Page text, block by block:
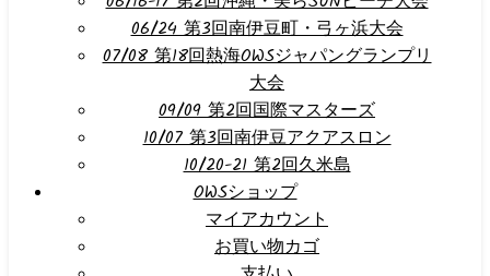
06/24 第3回南伊豆町・弓ヶ浜大会
07/08 第18回熱海OWSジャパングランプリ
大会
09/09 第2回国際マスターズ
10/07 第3回南伊豆アクアスロン
10/20-21 第2回久米島
OWSショップ
マイアカウント
お買い物カゴ